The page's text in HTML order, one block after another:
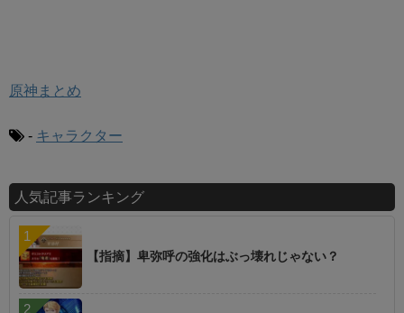
原神まとめ
- キャラクター
人気記事ランキング
【指摘】卑弥呼の強化はぶっ壊れじゃない？